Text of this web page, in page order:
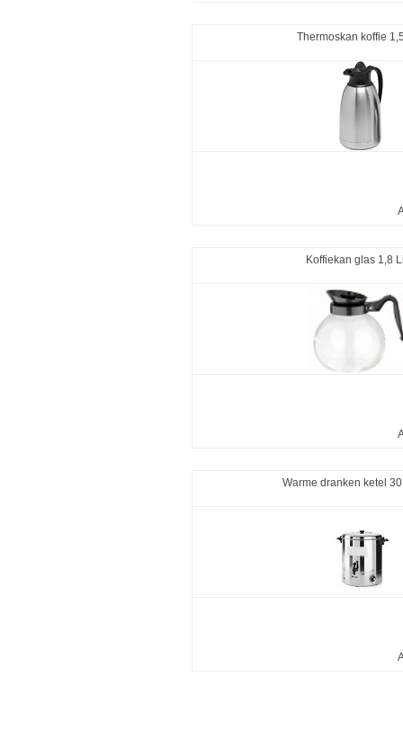
Thermoskan koffie
Koffiekan glas 1,8
Warme dranken ketel